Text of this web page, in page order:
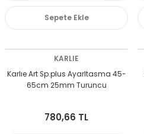
Sepete Ekle
KARLIE
Karlıe Art Sp.plus Ayarltasma 45-
65cm 25mm Turuncu
780,66 TL